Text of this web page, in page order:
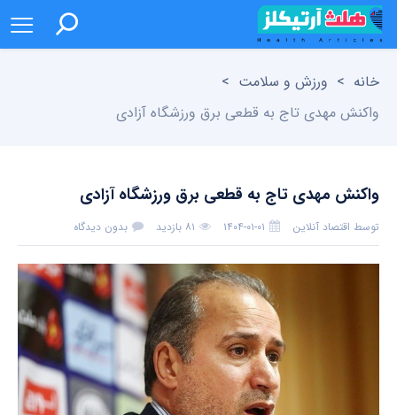
خانه > ورزش و سلامت >
واکنش مهدی تاج به قطعی برق ورزشگاه آزادی
واکنش مهدی تاج به قطعی برق ورزشگاه آزادی
توسط اقتصاد آنلاین ۱۴۰۴-۰۱-۰۱ ۸۱ بازدید بدون دیدگاه